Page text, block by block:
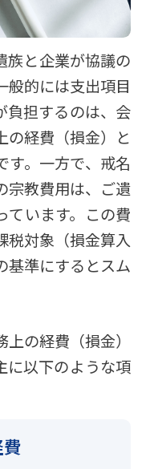
族と企業が協議の
般的には支出項目
負担するのは、会
の経費（損金）と
す。一方で、戒名
宗教費用は、ご遺
ています。この費
税対象（損金算入
基準にするとスム
の経費（損金）
に以下のような項